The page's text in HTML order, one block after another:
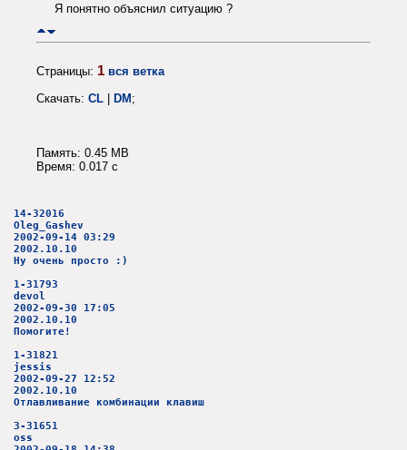
Я понятно объяснил ситуацию ?
Страницы: 1 вся ветка
Скачать: CL | DM;
Память: 0.45 MB
Время: 0.017 c
14-32016
Oleg_Gashev
2002-09-14 03:29
2002.10.10
Ну очень просто :)
1-31793
devol
2002-09-30 17:05
2002.10.10
Помогите!
1-31821
jessis
2002-09-27 12:52
2002.10.10
Отлавливание комбинации клавиш
3-31651
oss